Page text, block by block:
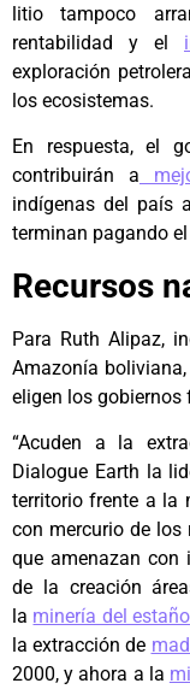
litio tampoco
rentabilidad y el
exploración
los ecosistemas.
En respuesta, el
contribuirán a
indígenas del país
terminan pagando
Recursos
Para Ruth Alipaz,
Amazonía
eligen los gobiernos
“Acuden a la
Dialogue Earth la
territorio frente a la
con mercurio de los
que amenazan con
de la creación
la minería del estaño
la extracción de
2000, y ahora a la